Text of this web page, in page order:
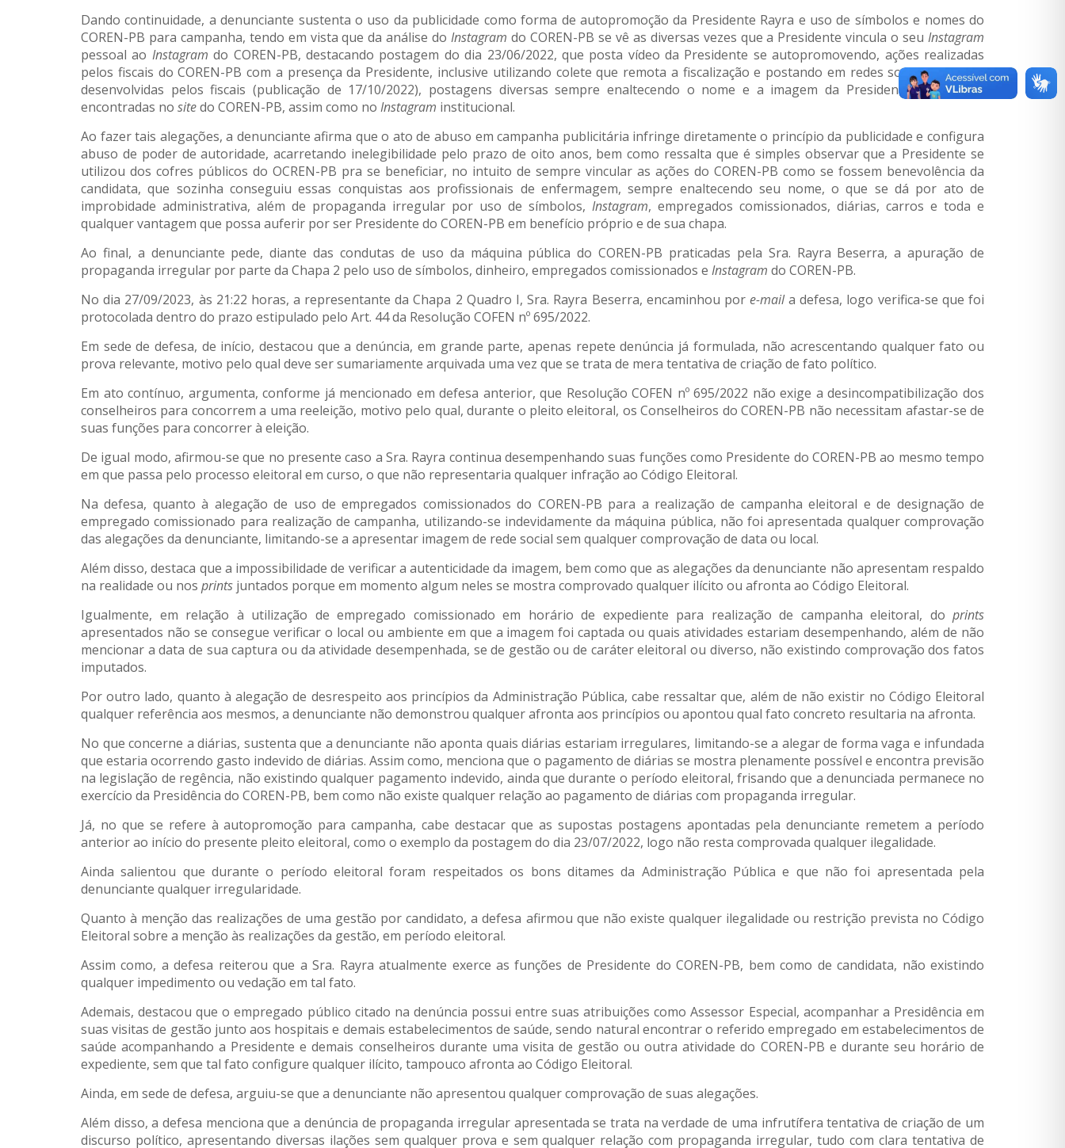
Dando continuidade, a denunciante sustenta o uso da publicidade como forma de autopromoção da Presidente Rayra e uso de símbolos e nomes do
COREN-PB para campanha, tendo em vista que da análise doInstagram do COREN-PB se vê as diversas vezes que a Presidente vincula o seuInstagram
pessoal ao Instagram do COREN-PB, destacando postagem do dia 23/06/2022, que posta vídeo da Presidente se autopromovendo, ações realizadas
pelos fiscais do COREN-PB com a presença da Presidente, inclusive utilizando colete que remota a fiscalização e postando em redes sociais as ações
desenvolvidas pelos fiscais (publicação de 17/10/2022), postagens diversas sempre enaltecendo o nome e a imagem da Presidente podem ser
encontradas no sitedo COREN-PB, assim como no Instagram institucional.
Ao fazer tais alegações, a denunciante afirma que o ato de abuso em campanha publicitária infringe diretamente o princípio da publicidade e configura
abuso de poder de autoridade, acarretando inelegibilidade pelo prazo de oito anos, bem como ressalta que é simples observar que a Presidente se
utilizou dos cofres públicos do OCREN-PB pra se beneficiar, no intuito de sempre vincular as ações do COREN-PB como se fossem benevolência da
candidata, que sozinha conseguiu essas conquistas aos profissionais de enfermagem, sempre enaltecendo seu nome, o que se dá por ato de
improbidade administrativa, além de propaganda irregular por uso de símbolos, Instagram, empregados comissionados, diárias, carros e toda e
qualquer vantagem que possa auferir por ser Presidente do COREN-PB em benefício próprio e de sua chapa.
Ao final, a denunciante pede, diante das condutas de uso da máquina pública do COREN-PB praticadas pela Sra. Rayra Beserra, a apuração de
propaganda irregular por parte da Chapa 2 pelo uso de símbolos, dinheiro, empregados comissionados e Instagram do COREN-PB.
No dia 27/09/2023, às 21:22 horas, a representante da Chapa 2 Quadro I, Sra. Rayra Beserra, encaminhou por e-maila defesa, logo verifica-se que foi
protocolada dentro do prazo estipulado pelo Art. 44 da Resolução COFEN nº 695/2022.
Em sede de defesa, de início, destacou que a denúncia, em grande parte, apenas repete denúncia já formulada, não acrescentando qualquer fato ou
prova relevante, motivo pelo qual deve ser sumariamente arquivada uma vez que se trata de mera tentativa de criação de fato político.
Em ato contínuo, argumenta, conforme já mencionado em defesa anterior, que Resolução COFEN nº 695/2022 não exige a desincompatibilização dos
conselheiros para concorrem a uma reeleição, motivo pelo qual, durante o pleito eleitoral, os Conselheiros do COREN-PB não necessitam afastar-se de
suas funções para concorrer à eleição.
De igual modo, afirmou-se que no presente caso a Sra. Rayra continua desempenhando suas funções como Presidente do COREN-PB ao mesmo tempo
em que passa pelo processo eleitoral em curso, o que não representaria qualquer infração ao Código Eleitoral.
Na defesa, quanto à alegação de uso de empregados comissionados do COREN-PB para a realização de campanha eleitoral e de designação de
empregado comissionado para realização de campanha, utilizando-se indevidamente da máquina pública, não foi apresentada qualquer comprovação
das alegações da denunciante, limitando-se a apresentar imagem de rede social sem qualquer comprovação de data ou local.
Além disso, destaca que a impossibilidade de verificar a autenticidade da imagem, bem como que as alegações da denunciante não apresentam respaldo
na realidade ou nos prints juntados porque em momento algum neles se mostra comprovado qualquer ilícito ou afronta ao Código Eleitoral.
Igualmente, em relação à utilização de empregado comissionado em horário de expediente para realização de campanha eleitoral, do prints
apresentados não se consegue verificar o local ou ambiente em que a imagem foi captada ou quais atividades estariam desempenhando, além de não
mencionar a data de sua captura ou da atividade desempenhada, se de gestão ou de caráter eleitoral ou diverso, não existindo comprovação dos fatos
imputados.
Por outro lado, quanto à alegação de desrespeito aos princípios da Administração Pública, cabe ressaltar que, além de não existir no Código Eleitoral
qualquer referência aos mesmos, a denunciante não demonstrou qualquer afronta aos princípios ou apontou qual fato concreto resultaria na afronta.
No que concerne a diárias, sustenta que a denunciante não aponta quais diárias estariam irregulares, limitando-se a alegar de forma vaga e infundada
que estaria ocorrendo gasto indevido de diárias. Assim como, menciona que o pagamento de diárias se mostra plenamente possível e encontra previsão
na legislação de regência, não existindo qualquer pagamento indevido, ainda que durante o período eleitoral, frisando que a denunciada permanece no
exercício da Presidência do COREN-PB, bem como não existe qualquer relação ao pagamento de diárias com propaganda irregular.
Já, no que se refere à autopromoção para campanha, cabe destacar que as supostas postagens apontadas pela denunciante remetem a período
anterior ao início do presente pleito eleitoral, como o exemplo da postagem do dia 23/07/2022, logo não resta comprovada qualquer ilegalidade.
Ainda salientou que durante o período eleitoral foram respeitados os bons ditames da Administração Pública e que não foi apresentada pela
denunciante qualquer irregularidade.
Quanto à menção das realizações de uma gestão por candidato, a defesa afirmou que não existe qualquer ilegalidade ou restrição prevista no Código
Eleitoral sobre a menção às realizações da gestão, em período eleitoral.
Assim como, a defesa reiterou que a Sra. Rayra atualmente exerce as funções de Presidente do COREN-PB, bem como de candidata, não existindo
qualquer impedimento ou vedação em tal fato.
Ademais, destacou que o empregado público citado na denúncia possui entre suas atribuições como Assessor Especial, acompanhar a Presidência em
suas visitas de gestão junto aos hospitais e demais estabelecimentos de saúde, sendo natural encontrar o referido empregado em estabelecimentos de
saúde acompanhando a Presidente e demais conselheiros durante uma visita de gestão ou outra atividade do COREN-PB e durante seu horário de
expediente, sem que tal fato configure qualquer ilícito, tampouco afronta ao Código Eleitoral.
Ainda, em sede de defesa, arguiu-se que a denunciante não apresentou qualquer comprovação de suas alegações.
Além disso, a defesa menciona que a denúncia de propaganda irregular apresentada se trata na verdade de uma infrutífera tentativa de criação de um
discurso político, apresentando diversas ilações sem qualquer prova e sem qualquer relação com propaganda irregular, tudo com clara tentativa de